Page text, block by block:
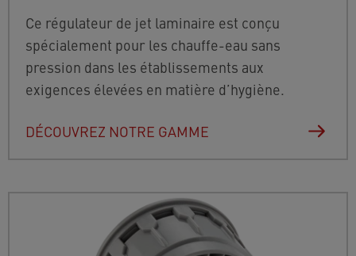
Ce régulateur de jet laminaire est conçu
spécialement pour les chauffe-eau sans
pression dans les établissements aux
exigences élevées en matière d’hygiène.
DÉCOUVREZ NOTRE GAMME